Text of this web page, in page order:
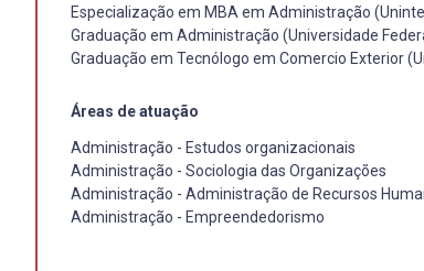
Especialização em MBA em Administração
Graduação em Administração (Universidade
Graduação em Tecnólogo em Comercio Exterior
Áreas de atuação
Administração - Estudos organizacionais
Administração - Sociologia das Organizações
Administração - Administração de Recursos
Administração - Empreendedorismo